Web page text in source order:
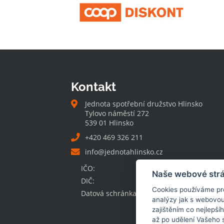
Kontakt
Jednota spotřební družstvo Hlinsko
Tylovo náměstí 272
539 01 Hlinsko
+420 469 326 211
info@jednotahlinsko.cz
IČO:
00032131
DIČ:
CZ00032131
Datová schránka:
xtpce9w
Naše webové
Cookies používáme
analýzy jak s
zajištěním co
až po udělení Vašeho